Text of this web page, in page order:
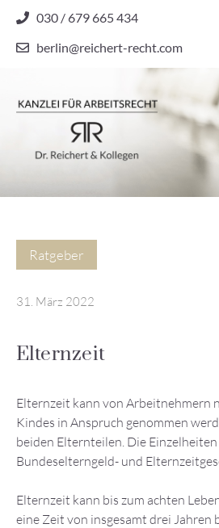
content
030 / 679 665 434
berlin@reichert-recht.com
Dr.
Reichert
Ratgeber
31. März 2022
Elternzeit
Elternzeit kann von Arbeitnehmern
Kindes in Anspruch genommen
beiden Elternteilen. Die
Bundeselterngeld- und
Elternzeit kann bis zum achten
eine Zeit von insgesamt drei Jahren